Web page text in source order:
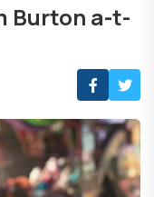
Burton a-t-